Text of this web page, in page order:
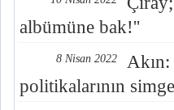
albümüne bak!''
8 Nisan 2022
politikalarının